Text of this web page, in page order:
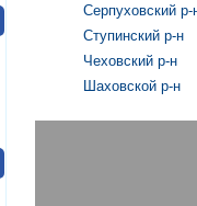
Серпуховский р-
Ступинский р-н
Чеховский р-н
Шаховской р-н